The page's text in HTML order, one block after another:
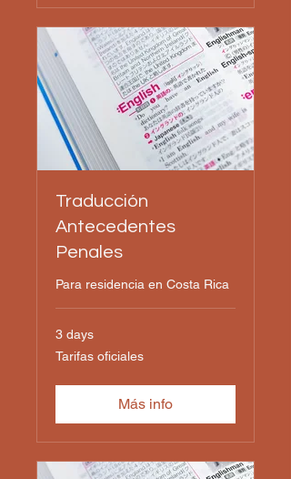
Traducción
Antecedentes
Penales
Para residencia en Costa Rica
3 days
Tarifas
oficiales
Tarifas oficiales
Más info